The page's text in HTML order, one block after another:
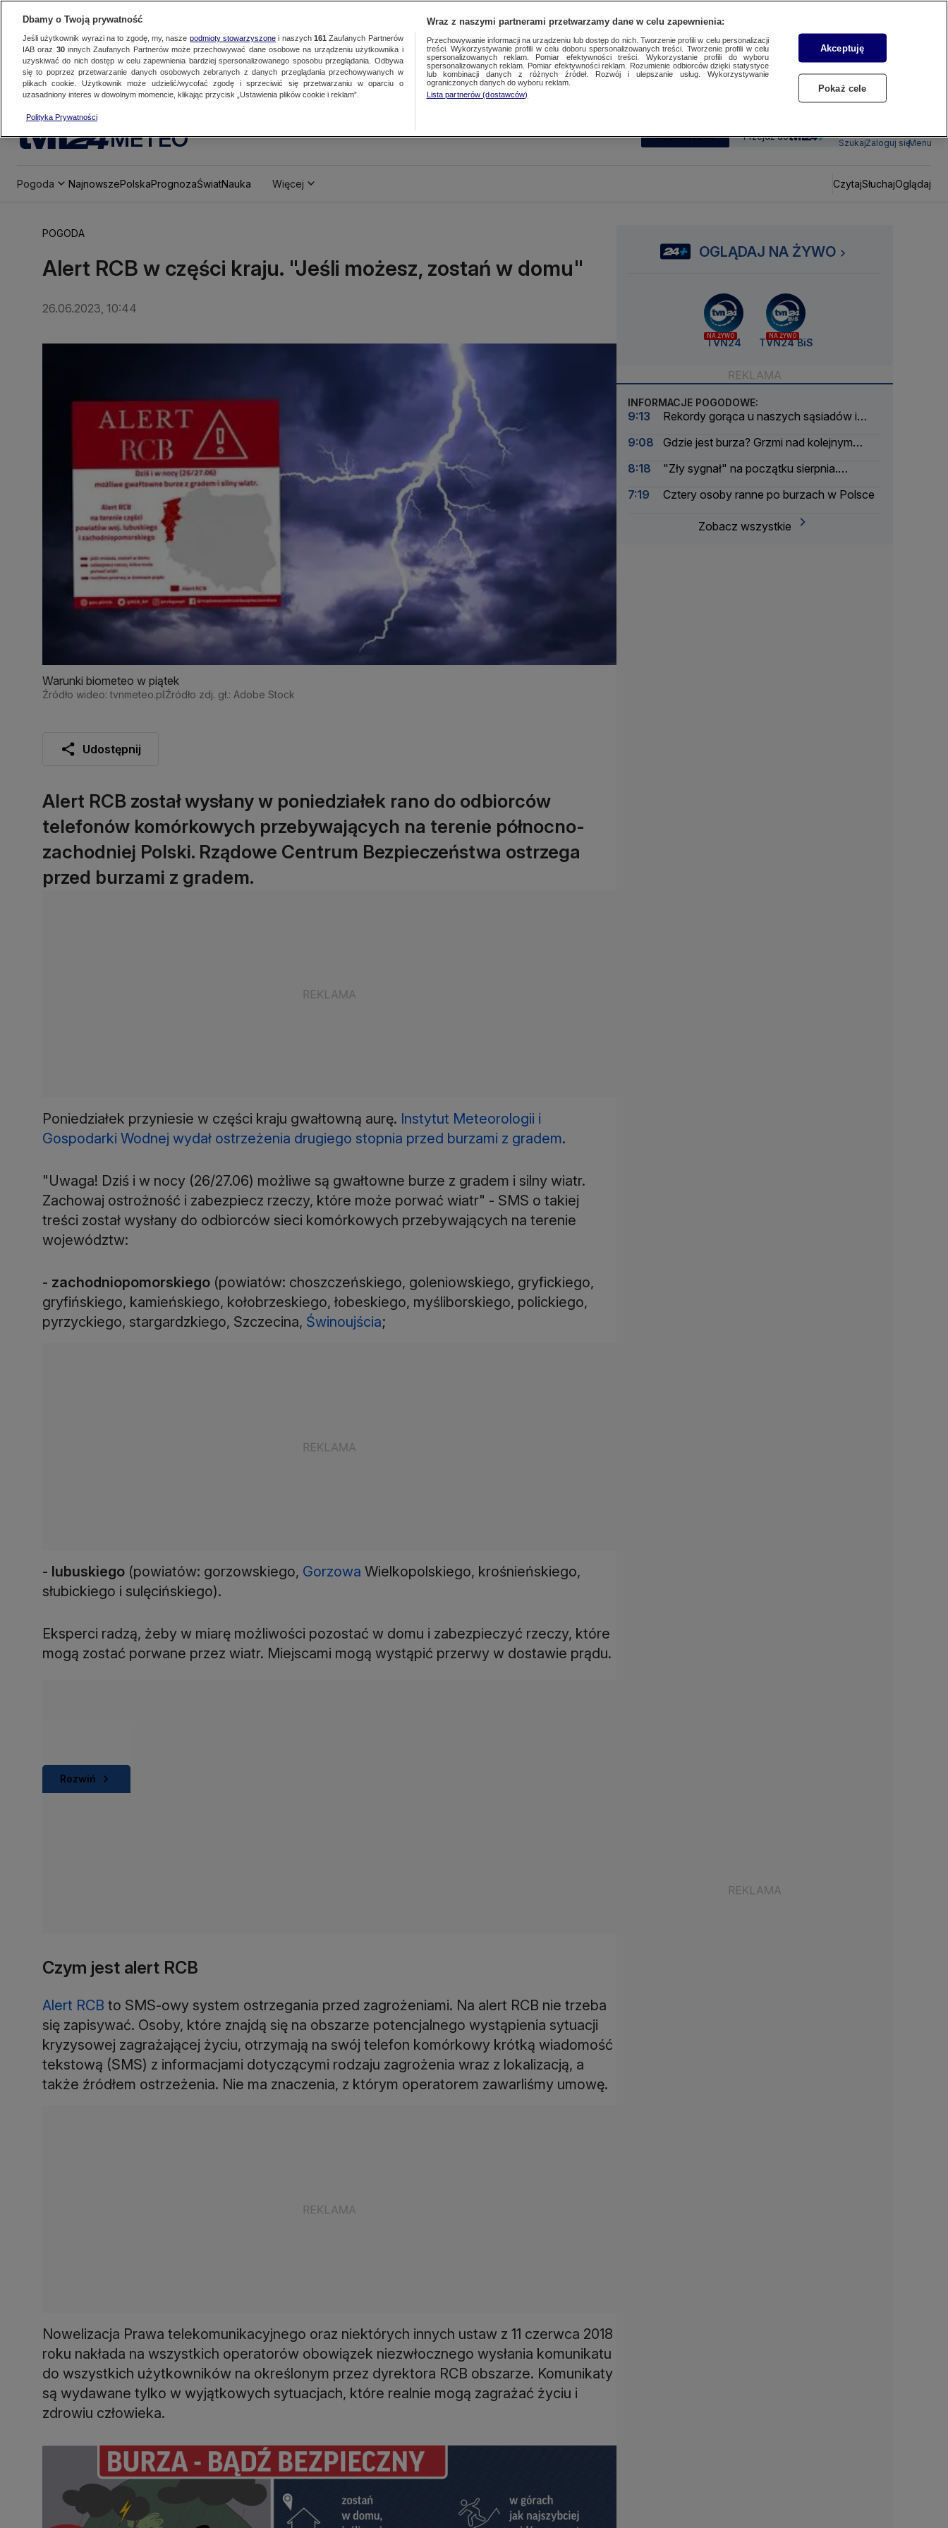
METEO SUBSKRYBUJ Przejdź do
SzukajZaloguj sięMenu
Pogoda NajnowszePolskaPrognozaŚwiatNauka Więcej CzytajSłuchajOglądaj
POGODA
Alert RCB w części kraju. "Jeśli możesz, zostań w domu"
26.06.2023, 10:44
Warunki biometeo w piątek
Źródło wideo: tvnmeteo.plŹródło zdj. gł.: Adobe Stock
Udostępnij
Alert RCB został wysłany w poniedziałek rano do odbiorców
telefonów komórkowych przebywających na terenie północno-
zachodniej Polski. Rządowe Centrum Bezpieczeństwa ostrzega
przed burzami z gradem.
Poniedziałek przyniesie w części kraju gwałtowną aurę. Instytut Meteorologii i
Gospodarki Wodnej wydał ostrzeżenia drugiego stopnia przed burzami z gradem.
"Uwaga! Dziś i w nocy (26/27.06) możliwe są gwałtowne burze z gradem i silny wiatr.
Zachowaj ostrożność i zabezpiecz rzeczy, które może porwać wiatr" - SMS o takiej
treści został wysłany do odbiorców sieci komórkowych przebywających na terenie
województw:
- zachodniopomorskiego (powiatów: choszczeńskiego, goleniowskiego, gryfickiego,
gryfińskiego, kamieńskiego, kołobrzeskiego, łobeskiego, myśliborskiego, polickiego,
pyrzyckiego, stargardzkiego, Szczecina, Świnoujścia;
- lubuskiego (powiatów: gorzowskiego, Gorzowa Wielkopolskiego, krośnieńskiego,
słubickiego i sulęcińskiego).
Eksperci radzą, żeby w miarę możliwości pozostać w domu i zabezpieczyć rzeczy, które
mogą zostać porwane przez wiatr. Miejscami mogą wystąpić przerwy w dostawie prądu.
Rozwiń
Czym jest alert RCB
Alert RCB to SMS-owy system ostrzegania przed zagrożeniami. Na alert RCB nie trzeba
się zapisywać. Osoby, które znajdą się na obszarze potencjalnego wystąpienia sytuacji
kryzysowej zagrażającej życiu, otrzymają na swój telefon komórkowy krótką wiadomość
tekstową (SMS) z informacjami dotyczącymi rodzaju zagrożenia wraz z lokalizacją, a
także źródłem ostrzeżenia. Nie ma znaczenia, z którym operatorem zawarliśmy umowę.
Nowelizacja Prawa telekomunikacyjnego oraz niektórych innych ustaw z 11 czerwca 2018
roku nakłada na wszystkich operatorów obowiązek niezwłocznego wysłania komunikatu
do wszystkich użytkowników na określonym przez dyrektora RCB obszarze. Komunikaty
są wydawane tylko w wyjątkowych sytuacjach, które realnie mogą zagrażać życiu i
zdrowiu człowieka.
OGLĄDAJ NA ŻYWO
NA ŻYWO
TVN24
NA ŻYWO
TVN24 BiS
INFORMACJE POGODOWE:
9:13
Rekordy gorąca u naszych sąsiadów i
9:08
Gdzie jest burza? Grzmi nad kolejnym
8:18
"Zły sygnał" na początku sierpnia.
7:19
Cztery osoby ranne po burzach w Polsce
Zobacz wszystkie
Dbamy o Twoją prywatność
Jeśli użytkownik wyrazi na to zgodę, my, nasze podmioty stowarzyszonei naszych 161 Zaufanych Partnerów
IAB oraz 30innych Zaufanych Partnerów może przechowywać dane osobowe na urządzeniu użytkownika i
uzyskiwać do nich dostęp w celu zapewnienia bardziej spersonalizowanego sposobu przeglądania. Odbywa
się to poprzez przetwarzanie danych osobowych zebranych z danych przeglądania przechowywanych w
plikach cookie. Użytkownik może udzielić/wycofać zgodę i sprzeciwić się przetwarzaniu w oparciu o
uzasadniony interes w dowolnym momencie, klikając przycisk „Ustawienia plików cookie i reklam”.
Polityka Prywatności
Wraz z naszymi partnerami przetwarzamy dane w celu zapewnienia:
Przechowywanie informacji na urządzeniu lub dostęp do nich. Tworzenie profili w celu personalizacji
treści. Wykorzystywanie profili w celu doboru spersonalizowanych treści. Tworzenie profili w celu
spersonalizowanych reklam. Pomiar efektywności treści. Wykorzystanie profili do wyboru
spersonalizowanych reklam. Pomiar efektywności reklam. Rozumienie odbiorców dzięki statystyce
lub kombinacji danych z różnych źródeł. Rozwój i ulepszanie usług. Wykorzystywanie
ograniczonych danych do wyboru reklam.
Lista partnerów (dostawców)
Akceptuję
Pokaż cele